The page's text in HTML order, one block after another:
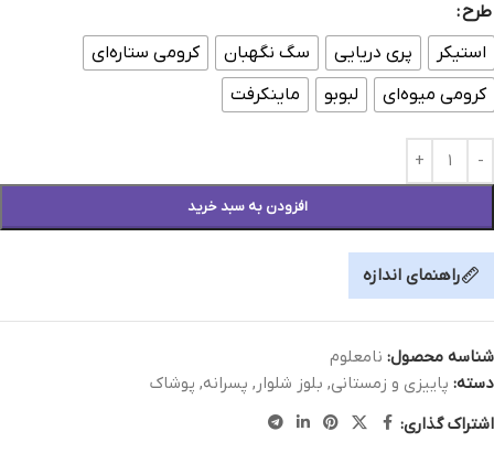
طرح
استیکر
پری دریایی سگ نگهبان
کرومی ستاره‌ای
کرومی میوه‌ای
لبوبو ماینکرفت
افزودن به سبد خرید
راهنمای اندازه
شناسه محصول: نامعلوم
دسته: پاییزی و زمستانی, بلوز شلوار , پسرانه, پوشاک
اشتراک گذاری: